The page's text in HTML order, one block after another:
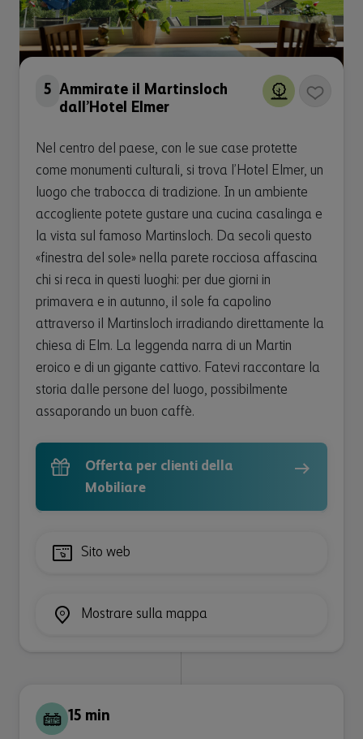
5 Ammirate il Martinsloch
dall’Hotel Elmer
Nel centro del paese, con le sue case protette
come monumenti culturali, si trova l’Hotel Elmer, un
luogo che trabocca di tradizione. In un ambiente
accogliente potete gustare una cucina casalinga e
la vista sul famoso Martinsloch. Da secoli questo
«finestra del sole» nella parete rocciosa affascina
chi si reca in questi luoghi: per due giorni in
primavera e in autunno, il sole fa capolino
attraverso il Martinsloch irradiando direttamente la
chiesa di Elm. La leggenda narra di un Martin
eroico e di un gigante cattivo. Fatevi raccontare la
storia dalle persone del luogo, possibilmente
assaporando un buon caffè.
Offerta per clienti della
Mobiliare
Sito web
Mostrare sulla mappa
15 min